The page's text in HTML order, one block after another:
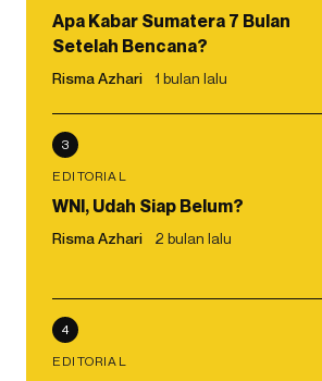
Apa Kabar Sumatera 7 Bulan
Setelah Bencana?
Risma Azhari 1 bulan lalu
3
EDITORIAL
WNI, Udah Siap Belum?
Risma Azhari 2 bulan lalu
4
EDITORIAL